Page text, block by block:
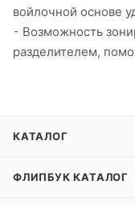
войлочной основе
⁃ Возможность
разделителем,
КАТАЛОГ
ФЛИПБУК КАТАЛОГ